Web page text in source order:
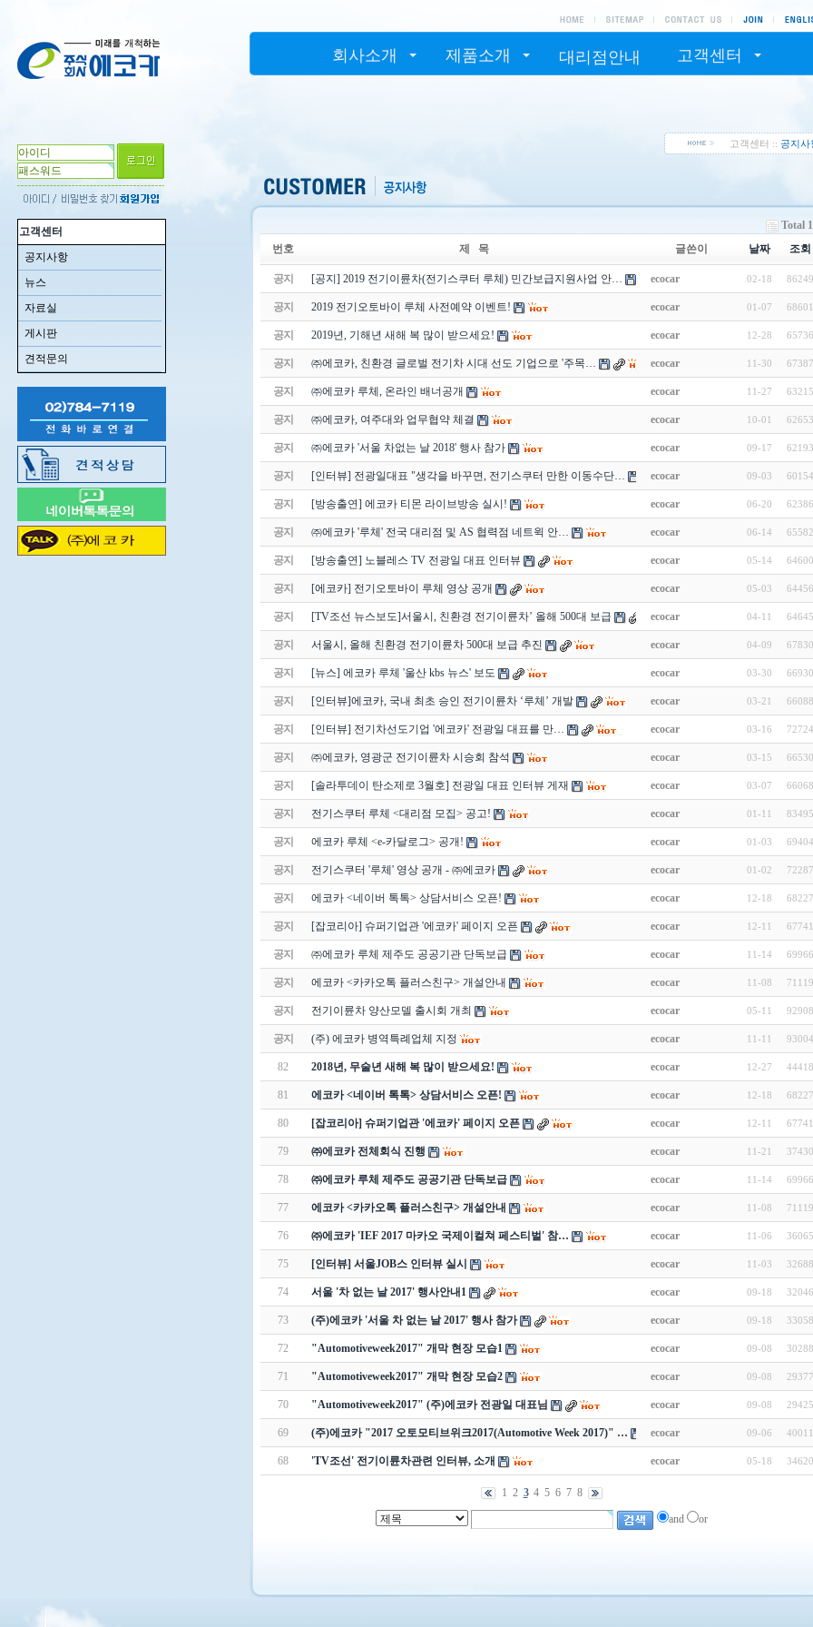
고객센터
공지사항
뉴스
자료실
게시판
견적문의
회사소개 제품소개 대리점안내 고객센터
고객센터 :: 공지사
Total
번호
제 목 글쓴이 날짜 조회
공지 [공지] 2019 전기이륜차(전기스쿠터 루체) 민간보급지원사업 안… ecocar 02-18 86249
공지 2019 전기오토바이 루체 사전예약 이벤트! ecocar 01-07 68601
공지 2019년, 기해년 새해 복 많이 받으세요! ecocar 12-28 65736
공지 ㈜에코카, 친환경 글로벌 전기차 시대 선도 기업으로 '주목… ecocar 11-30 67387
공지 ㈜에코카 루체, 온라인 배너공개 ecocar 11-27 63215
공지 ㈜에코카, 여주대와 업무협약 체결 ecocar 10-01 62653
공지 ㈜에코카 '서울 차없는 날 2018' 행사 참가 ecocar 09-17 62193
공지 [인터뷰] 전광일대표 "생각을 바꾸면, 전기스쿠터 만한 이동수단… ecocar 09-03 60154
공지 [방송출연] 에코카 티몬 라이브방송 실시! ecocar 06-20 62386
공지 ㈜에코카 '루체' 전국 대리점 및 AS 협력점 네트윅 안… ecocar 06-14 65582
공지 [방송출연] 노블레스 TV 전광일 대표 인터뷰 ecocar 05-14 64600
공지 [에코카] 전기오토바이 루체 영상 공개 ecocar 05-03 64456
공지 [TV조선 뉴스보도]서울시, 친환경 전기이륜차’ 올해 500대 보급 ecocar 04-11 64645
공지 서울시, 올해 친환경 전기이륜차 500대 보급 추진 ecocar 04-09 67830
공지 [뉴스] 에코카 루체 '울산 kbs 뉴스' 보도 ecocar 03-30 66930
공지 [인터뷰]에코카, 국내 최초 승인 전기이륜차 ‘루체’ 개발 ecocar 03-21 66088
공지 [인터뷰] 전기차선도기업 '에코카' 전광일 대표를 만… ecocar 03-16 72724
공지 ㈜에코카, 영광군 전기이륜차 시승회 참석 ecocar 03-15 66530
공지 [솔라투데이 탄소제로 3월호] 전광일 대표 인터뷰 게재 ecocar 03-07 66068
공지 전기스쿠터 루체 <대리점 모집> 공고! ecocar 01-11 83495
공지 에코카 루체 <e-카달로그> 공개! ecocar 01-03 69404
공지 전기스쿠터 '루체' 영상 공개 - ㈜에코카 ecocar 01-02 72287
공지 에코카 <네이버 톡톡> 상담서비스 오픈! ecocar 12-18 68227
공지 [잡코리아] 슈퍼기업관 '에코카' 페이지 오픈 ecocar 12-11 67741
공지 ㈜에코카 루체 제주도 공공기관 단독보급 ecocar 11-14 69966
공지 에코카 <카카오톡 플러스친구> 개설안내 ecocar 11-08 71119
공지 전기이륜차 양산모델 출시회 개최 ecocar 05-11 92908
공지 (주) 에코카 병역특례업체 지정 ecocar 11-11 93004
82 2018년, 무술년 새해 복 많이 받으세요! ecocar 12-27 44418
81 에코카 <네이버 톡톡> 상담서비스 오픈! ecocar 12-18 68227
80 [잡코리아] 슈퍼기업관 '에코카' 페이지 오픈 ecocar 12-11 67741
79 ㈜에코카 전체회식 진행 ecocar 11-21 37430
78 ㈜에코카 루체 제주도 공공기관 단독보급 ecocar 11-14 69966
77 에코카 <카카오톡 플러스친구> 개설안내 ecocar 11-08 71119
76 ㈜에코카 'IEF 2017 마카오 국제이컬쳐 페스티벌' 참… ecocar 11-06 36065
75 [인터뷰] 서울JOB스 인터뷰 실시 ecocar 11-03 32688
74 서울 '차 없는 날 2017' 행사안내1 ecocar 09-18 32046
73 (주)에코카 '서울 차 없는 날 2017' 행사 참가 ecocar 09-18 33058
72 "Automotiveweek2017" 개막 현장 모습1 ecocar 09-08 30288
71 "Automotiveweek2017" 개막 현장 모습2 ecocar 09-08 29377
70 "Automotiveweek2017" (주)에코카 전광일 대표님 ecocar 09-08 29425
69 (주)에코카 "2017 오토모티브위크2017(Automotive Week 2017)" … ecocar 09-06 40011
68 'TV조선' 전기이륜차관련 인터뷰, 소개 ecocar 05-18 34620
1 2 3 4 5 6 7 8
and or